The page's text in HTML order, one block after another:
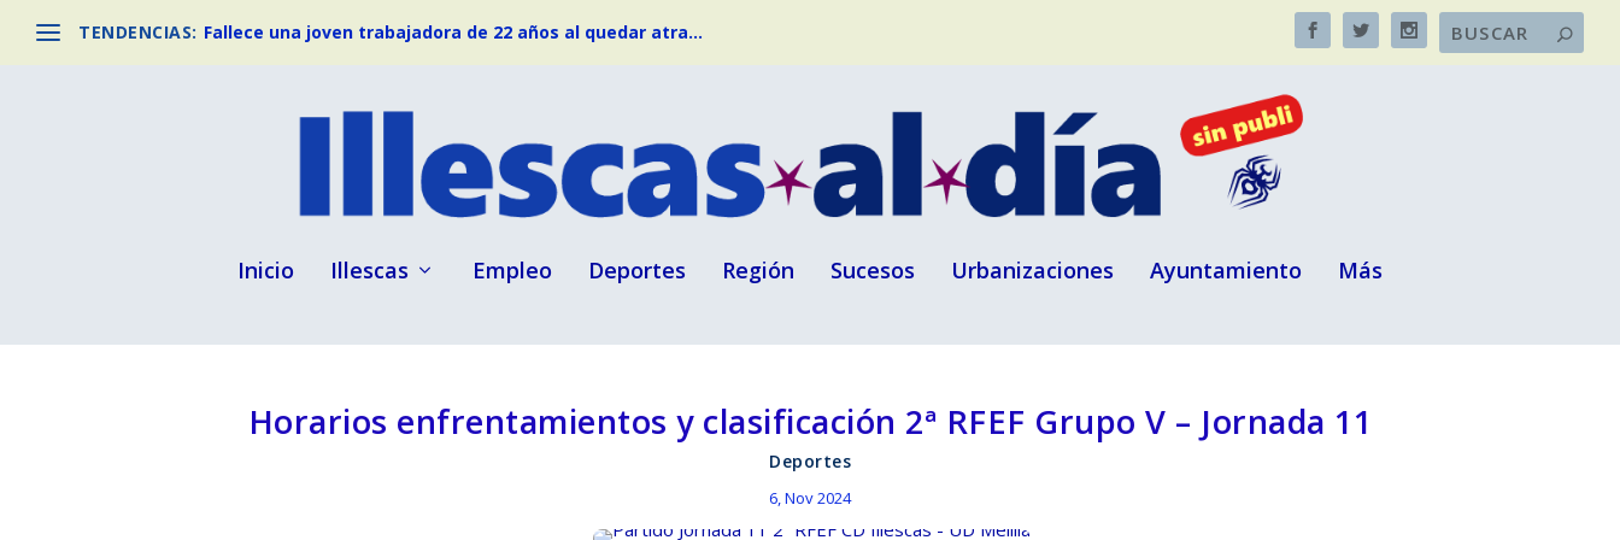
TENDENCIAS: Fallece una joven trabajadora de 22 años al quedar atra...
Inicio Illescas Empleo Deportes Región Sucesos Urbanizaciones Ayuntamiento Más
Horarios enfrentamientos y clasificación 2ª RFEF Grupo V – Jornada 11
Deportes
6, Nov 2024